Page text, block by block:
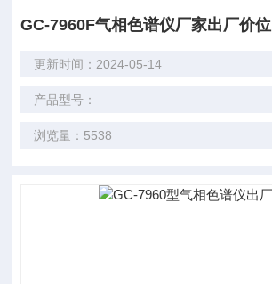
GC-7960F气相色谱仪厂家出厂价位
更新时间：2024-05-14
产品型号：
浏览量：5538